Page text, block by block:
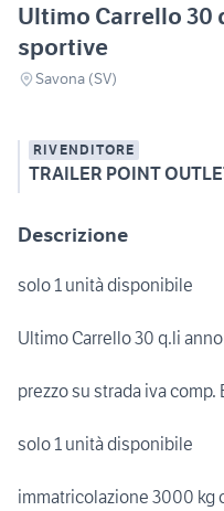
Ultimo Carrello 30
sportive
Savona (SV)
RIVENDITORE
TRAILER POINT
Descrizione
solo 1 unità disponibile
Ultimo Carrello 30 q.li
prezzo su strada iva comp.
solo 1 unità disponibile
immatricolazione 3000 kg